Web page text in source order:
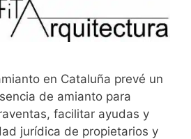
en Cataluña prevé un
de amianto para
facilitar ayudas y
jurídica de propietarios y